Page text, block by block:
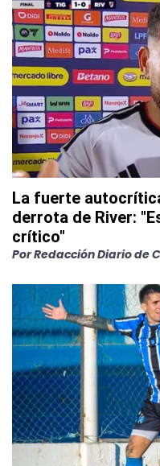
La fuerte
derrota de River:
crítico"
PorRedacción Diario de